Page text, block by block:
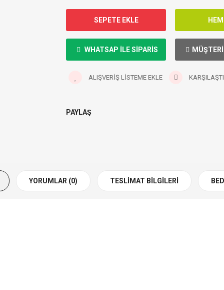
WHATSAP ILE SIPARIS
ALIŞVERIŞ LISTEME EKLE
PAYLAŞ
YORUMLAR (0) TESLIMAT BILGILERI